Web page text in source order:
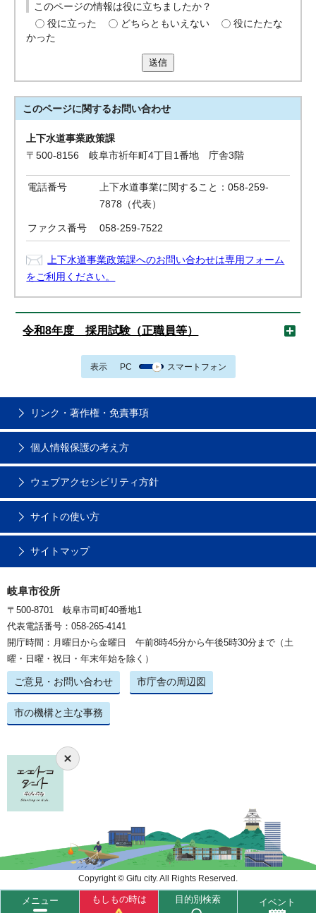
このページの情報は役に立ちましたか？
役に立った
どちらともいえない
役にたたな
かった
送信
このページに関するお問い合わせ
上下水道事業政策課
〒500-8156 岐阜市祈年町4丁目1番地 庁舎3階
電話番号
上下水道事業に関すること：058-259-
7878（代表）
ファクス番号 058-259-7522
上下水道事業政策課へのお問い合わせは専用フォーム
をご利用ください。
令和8年度 採用試験（正職員等）
表示 PC スマートフォン
メニュー もしもの時は 目的別検索 イベント
リンク・著作権・免責事項
個人情報保護の考え方
ウェブアクセシビリティ方針
サイトの使い方
サイトマップ
岐阜市役所
〒500-8701 岐阜市司町40番地1
代表電話番号：058-265-4141
開庁時間：月曜日から金曜日 午前8時45分から午後5時30分まで（土
曜・日曜・祝日・年末年始を除く）
ご意見・お問い合わせ 市庁舎の周辺図
市の機構と主な事務
Copyright © Gifu city. All Rights Reserved.